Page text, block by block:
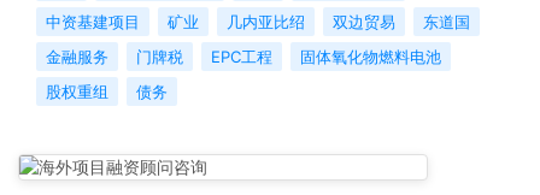
中资基建项目
矿业 几内亚比绍 双边贸易
东道国
金融服务
门牌税 EPC工程
固体氧化物燃料电池
股权重组
债务